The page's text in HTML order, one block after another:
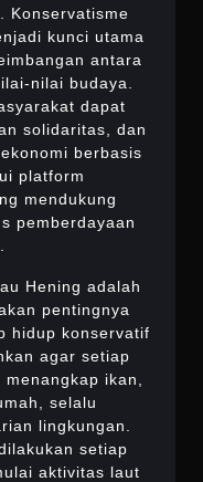
Konservatisme
kunci utama
antara
nilai budaya.
dapat
solidaritas, dan
berbasis
platform
mendukung
pemberdayaan
Hening adalah
pentingnya
hidup konservatif
agar setiap
ikan,
selalu
lingkungan.
setiap
aktivitas laut